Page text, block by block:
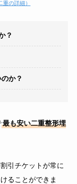
の詳細）
？
か？
最も安い二重整形埋
引チケットが常に
ることができま